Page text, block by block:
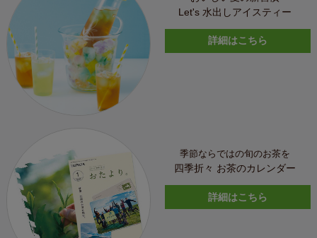
Let's 水出しアイスティー
詳細はこちら
季節ならではの旬のお茶を
四季折々 お茶のカレンダー
詳細はこちら